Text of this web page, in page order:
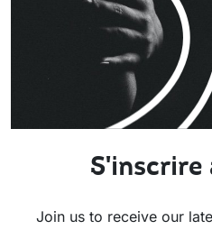
Join us to receive our